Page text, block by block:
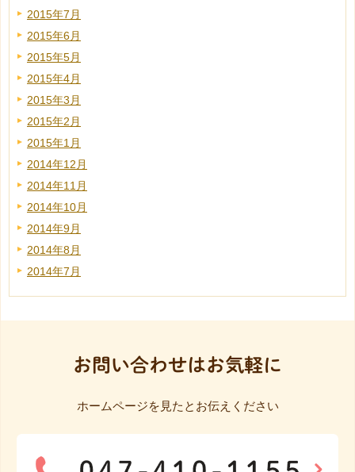
2015年7月
2015年6月
2015年5月
2015年4月
2015年3月
2015年2月
2015年1月
2014年12月
2014年11月
2014年10月
2014年9月
2014年8月
2014年7月
お問い合わせはお気軽に
ホームページを見たとお伝えください